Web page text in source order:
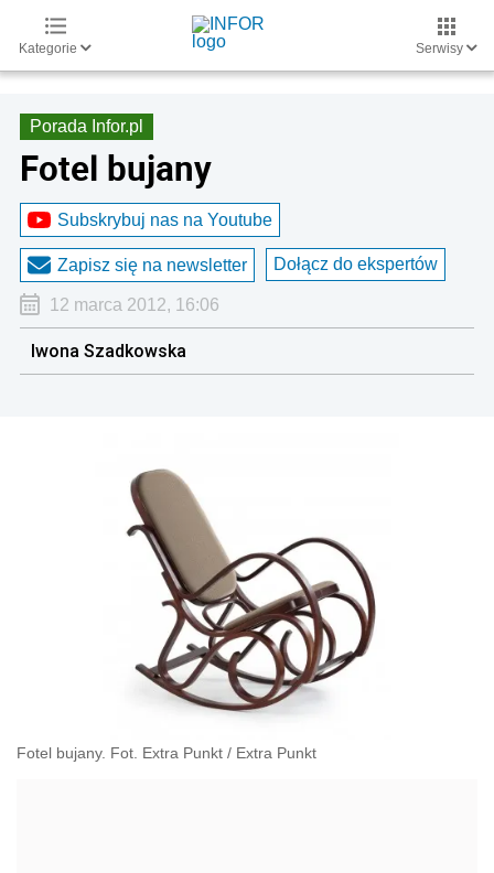
Kategorie Serwisy
Porada Infor.pl
Fotel bujany
Subskrybuj nas na Youtube
Zapisz się na newsletter Dołącz do ekspertów
12 marca 2012, 16:06
Iwona Szadkowska
Fotel bujany. Fot. Extra Punkt / Extra Punkt